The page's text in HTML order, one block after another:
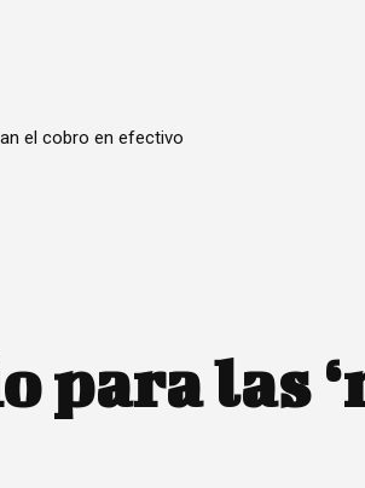
el cobro en efectivo
para las